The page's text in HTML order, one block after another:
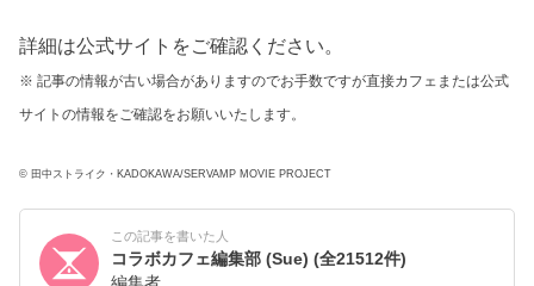
詳細は公式サイトをご確認ください。
※ 記事の情報が古い場合がありますのでお手数ですが直接カフェまたは公式
サイトの情報をご確認をお願いいたします。
© 田中ストライク・KADOKAWA/SERVAMP MOVIE PROJECT
この記事を書いた人
コラボカフェ編集部 (Sue)(全21512件)